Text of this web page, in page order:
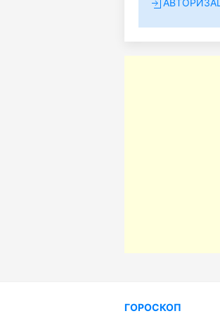
ГОРОСКОП